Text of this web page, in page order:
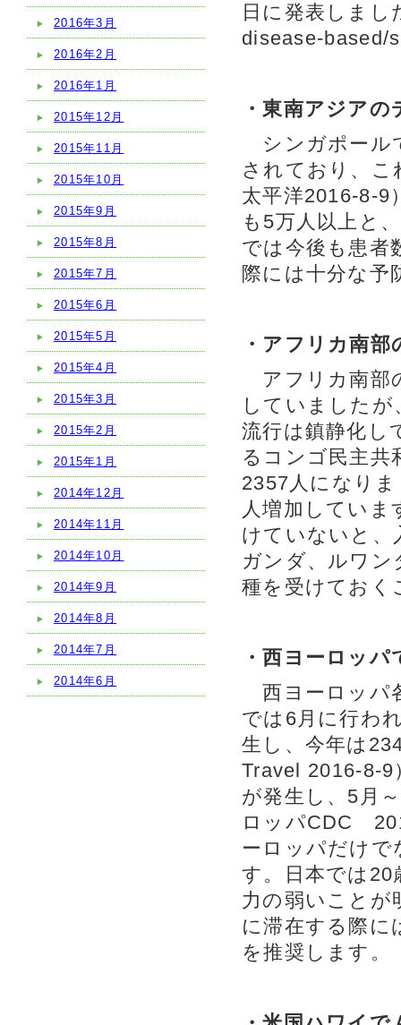
2016年3月
2016年2月
2016年1月
2015年12月
2015年11月
2015年10月
2015年9月
2015年8月
2015年7月
2015年6月
2015年5月
2015年4月
2015年3月
2015年2月
2015年1月
2014年12月
2014年11月
2014年10月
2014年9月
2014年8月
2014年7月
2014年6月
日に発表しま
disease-based/
・東南アジア
シンガポール
されており、
太平洋2016-8-9
も5万人以上と
では今後も患者
際には十分な予
・アフリカ南部
アフリカ南部
していました
流行は鎮静化し
るコンゴ民主共
2357人になり
人増加していま
けていないと、
ガンダ、ルワン
種を受けておく
・西ヨーロッパ
西ヨーロッパ
では6月に行わ
生し、今年は
Travel 2016-8-9
が発生し、5月
ロッパCDC
ーロッパだけで
す。日本では20
力の弱いことが
に滞在する際に
を推奨します。